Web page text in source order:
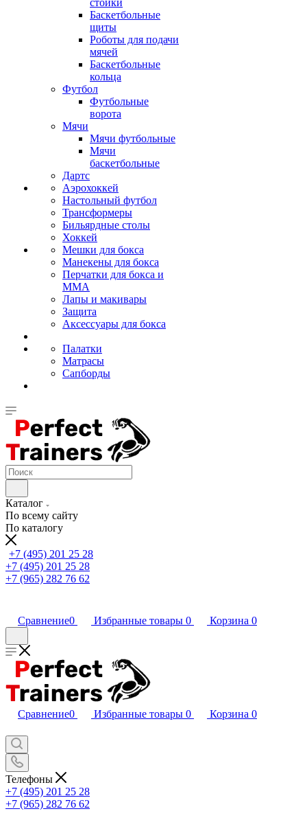
стойки
Баскетбольные
щиты
Роботы для подачи
мячей
Баскетбольные
кольца
Футбол
Футбольные
ворота
Мячи
Мячи футбольные
Мячи
баскетбольные
Дартс
Аэрохоккей
Настольный футбол
Трансформеры
Бильярдные столы
Хоккей
Мешки для бокса
Манекены для бокса
Перчатки для бокса и
MMA
Лапы и макивары
Защита
Аксессуары для бокса
Палатки
Матрасы
Сапборды
Каталог
По всему сайту
По каталогу
+7 (495) 201 25 28
+7 (495) 201 25 28
+7 (965) 282 76 62
Сравнение0 Избранные товары 0 Корзина 0
Сравнение0 Избранные товары 0 Корзина 0
Телефоны
+7 (495) 201 25 28
+7 (965) 282 76 62